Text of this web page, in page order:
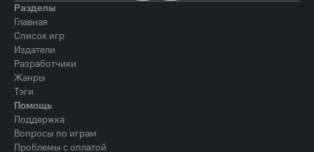
Разделы
Главная
Список игр
Издатели
Разработчики
Жанры
Тэги
Помощь
Поддержка
Вопросы по играм
Проблемы с оплатой